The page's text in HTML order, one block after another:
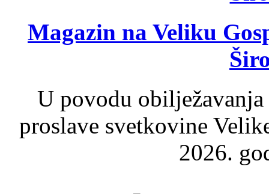
Magazin na Veliku
U povodu
proslave svetkovine
2026.